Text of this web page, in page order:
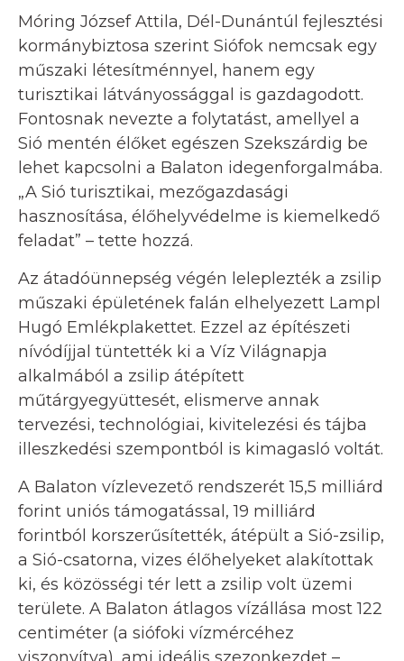
Móring József Attila, Dél-Dunántúl fejlesztési
kormánybiztosa szerint Siófok nemcsak egy
műszaki létesítménnyel, hanem egy
turisztikai látványossággal is gazdagodott.
Fontosnak nevezte a folytatást, amellyel a
Sió mentén élőket egészen Szekszárdig be
lehet kapcsolni a Balaton idegenforgalmába.
„A Sió turisztikai, mezőgazdasági
hasznosítása, élőhelyvédelme is kiemelkedő
feladat” – tette hozzá.
Az átadóünnepség végén leleplezték a zsilip
műszaki épületének falán elhelyezett Lampl
Hugó Emlékplakettet. Ezzel az építészeti
nívódíjjal tüntették ki a Víz Világnapja
alkalmából a zsilip átépített
műtárgyegyüttesét, elismerve annak
tervezési, technológiai, kivitelezési és tájba
illeszkedési szempontból is kimagasló voltát.
A Balaton vízlevezető rendszerét 15,5 milliárd
forint uniós támogatással, 19 milliárd
forintból korszerűsítették, átépült a Sió-zsilip,
a Sió-csatorna, vizes élőhelyeket alakítottak
ki, és közösségi tér lett a zsilip volt üzemi
területe. A Balaton átlagos vízállása most 122
centiméter (a siófoki vízmércéhez